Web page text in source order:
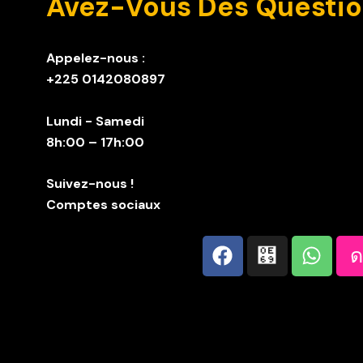
Appelez-nous :
+225 0142080897
Lundi - Samedi
8h:00 – 17h:00
Suivez-nous !
Comptes sociaux